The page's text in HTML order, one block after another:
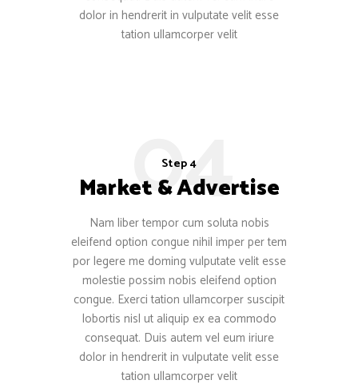
dolor in hendrerit in vulputate velit esse
tation ullamcorper velit
04
Step 4
Market & Advertise
Nam liber tempor cum soluta nobis
eleifend option congue nihil imper per tem
por legere me doming vulputate velit esse
molestie possim nobis eleifend option
congue. Exerci tation ullamcorper suscipit
lobortis nisl ut aliquip ex ea commodo
consequat. Duis autem vel eum iriure
dolor in hendrerit in vulputate velit esse
tation ullamcorper velit